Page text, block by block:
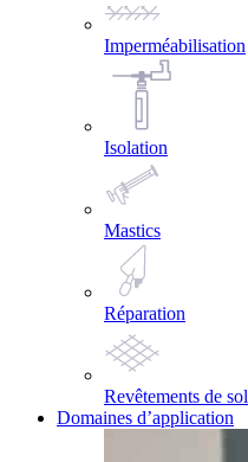
Imperméabilisation
Isolation
Mastics
Réparation
Revêtements de sol
Domaines d’application